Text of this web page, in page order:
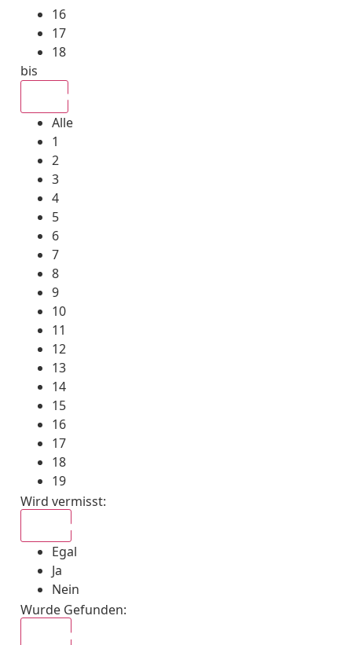
16
17
18
bis
Alle
1
2
3
4
5
6
7
8
9
10
11
12
13
14
15
16
17
18
19
Wird vermisst:
Egal
Ja
Nein
Wurde Gefunden: